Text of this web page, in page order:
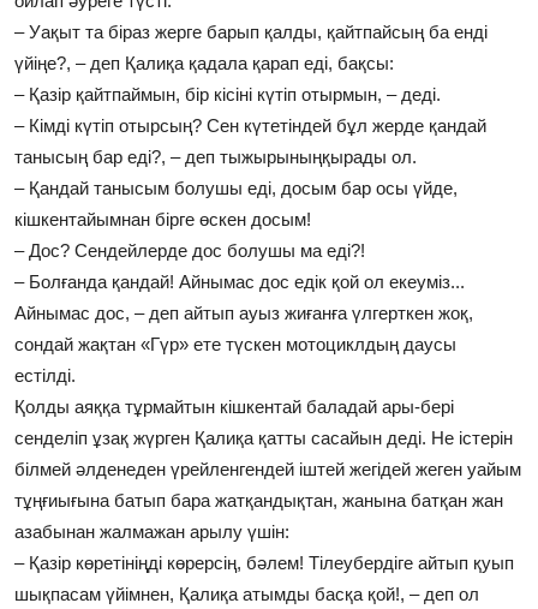
– Уақыт та біраз жерге барып қалды, қайтпайсың ба енді
үйіңе?, – деп Қалиқа қадала қарап еді, бақсы:
– Қазір қайтпаймын, бір кісіні күтіп отырмын, – деді.
– Кімді күтіп отырсың? Сен күтетіндей бұл жерде қандай
танысың бар еді?, – деп тыжырыныңқырады ол.
– Қандай танысым болушы еді, досым бар осы үйде,
кішкентайымнан бірге өскен досым!
– Дос? Сендейлерде дос болушы ма еді?!
– Болғанда қандай! Айнымас дос едік қой ол екеуміз...
Айнымас дос, – деп айтып ауыз жиғанға үлгерткен жоқ,
сондай жақтан «Гүр» ете түскен мотоциклдың даусы
естілді.
Қолды аяққа тұрмайтын кішкентай баладай ары-бері
сенделіп ұзақ жүрген Қалиқа қатты сасайын деді. Не істерін
білмей әлденеден үрейленгендей іштей жегідей жеген уайым
тұңғиығына батып бара жатқандықтан, жанына батқан жан
азабынан жалмажан арылу үшін:
– Қазір көретініңді көрерсің, бәлем! Тілеубердіге айтып қуып
шықпасам үйімнен, Қалиқа атымды басқа қой!, – деп ол